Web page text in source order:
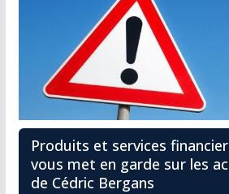
Produits et services
vous met en garde sur les
de Cédric Bergans